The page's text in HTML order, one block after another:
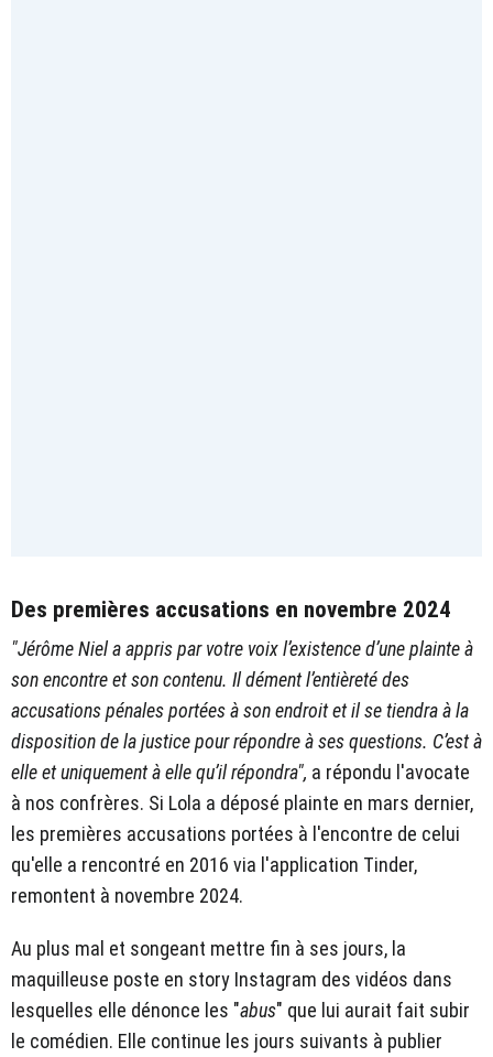
Des premières accusations en novembre 2024
"Jérôme Niel a appris par votre voix l’existence d’une plainte à
son encontre et son contenu. Il dément l’entièreté des
accusations pénales portées à son endroit et il se tiendra à la
disposition de la justice pour répondre à ses questions. C’est à
elle et uniquement à elle qu’il répondra", a répondu l'avocate
à nos confrères. Si Lola a déposé plainte en mars dernier,
les premières accusations portées à l'encontre de celui
qu'elle a rencontré en 2016 via l'application Tinder,
remontent à novembre 2024.
Au plus mal et songeant mettre fin à ses jours, la
maquilleuse poste en story Instagram des vidéos dans
lesquelles elle dénonce les "abus" que lui aurait fait subir
le comédien. Elle continue les jours suivants à publier